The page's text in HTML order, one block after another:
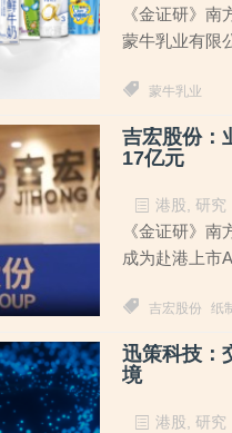
《金证研》
蒙牛乳业有限
蒙牛乳业
吉宏股份：
17亿元
港股, 研究
《金证研》
成为赴港上市
吉宏股份 纸
迅策科技：
境
港股, 研究